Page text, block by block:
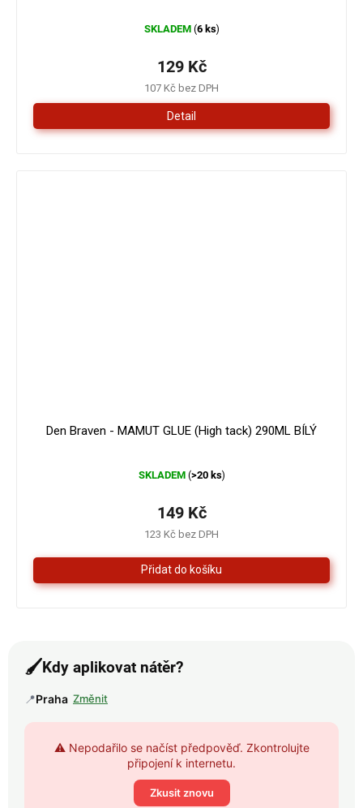
SKLADEM (6 ks)
107 Kč bez DPH
129 Kč
Detail
Den Braven - MAMUT GLUE (High tack) 290ML BÍLÝ
hodnocení
je
4,3
z
5
hvězdiček.
SKLADEM (>20 ks)
123 Kč bez DPH
149 Kč
🖌️Kdy aplikovat nátěr?
📍Praha Změnit
⚠️ Nepodařilo se načíst předpověď. Zkontrolujte
připojení k internetu.
Zkusit znovu